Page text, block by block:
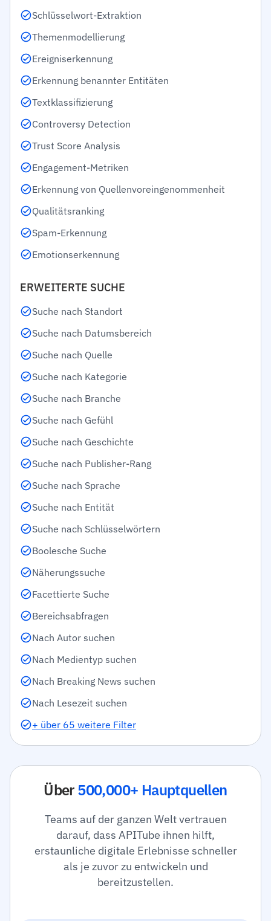
Schlüsselwort-Extraktion
Themenmodellierung
Ereigniserkennung
Erkennung benannter Entitäten
Textklassifizierung
Controversy Detection
Trust Score Analysis
Engagement-Metriken
Erkennung von Quellenvoreingenommenheit
Qualitätsranking
Spam-Erkennung
Emotionserkennung
ERWEITERTE SUCHE
Suche nach Standort
Suche nach Datumsbereich
Suche nach Quelle
Suche nach Kategorie
Suche nach Branche
Suche nach Gefühl
Suche nach Geschichte
Suche nach Publisher-Rang
Suche nach Sprache
Suche nach Entität
Suche nach Schlüsselwörtern
Boolesche Suche
Näherungssuche
Facettierte Suche
Bereichsabfragen
Nach Autor suchen
Nach Medientyp suchen
Nach Breaking News suchen
Nach Lesezeit suchen
+ über 65 weitere Filter
Über500,000+ Hauptquellen
Teams auf der ganzen Welt vertrauen
darauf, dass APITube ihnen hilft,
erstaunliche digitale Erlebnisse schneller
als je zuvor zu entwickeln und
bereitzustellen.